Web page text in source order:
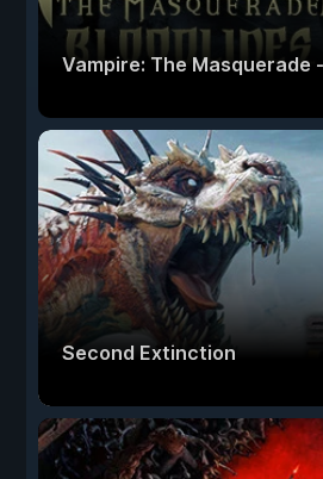
Vampire: The Masquerade
Second Extinction